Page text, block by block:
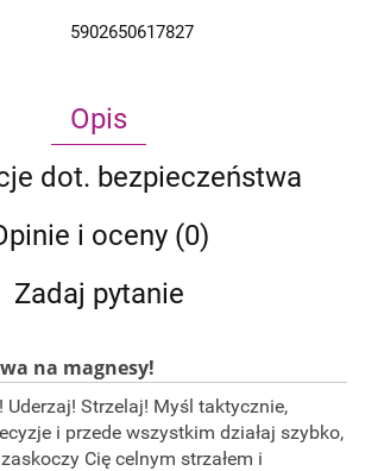
5902650617827
Opis
dot. bezpieczeństwa
i oceny (0)
Zadaj pytanie
na magnesy!
Uderzaj! Strzelaj! Myśl taktycznie,
i przede wszystkim działaj szybko,
Cię celnym strzałem i